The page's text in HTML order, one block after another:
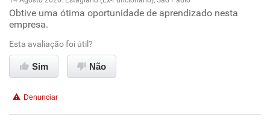
Oportunidade de promoção
Ambiente de trabalho
Conciliação com a vida familiar
Obtive uma ótima oportunidade de aprendizado nesta
empresa.
Esta avaliação foi útil?
Sim Não
Denunciar